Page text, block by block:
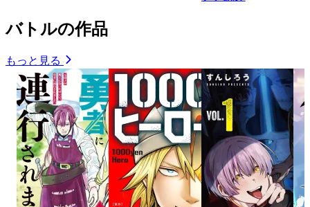
バトルの作品
もっと見る